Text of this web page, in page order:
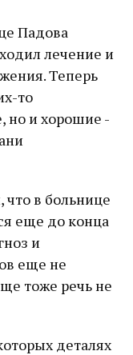
Падова
лечение и
Теперь
то
но и хорошие -
что в больнице
еще до конца
и
еще не
тоже речь не
деталях